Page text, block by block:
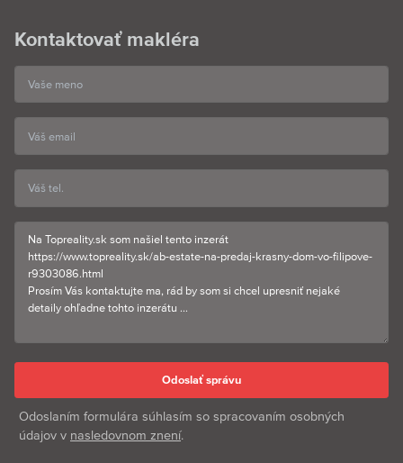
Kontaktovať makléra
Odoslaním formulára súhlasím so spracovaním osobných
údajov v nasledovnom znení.